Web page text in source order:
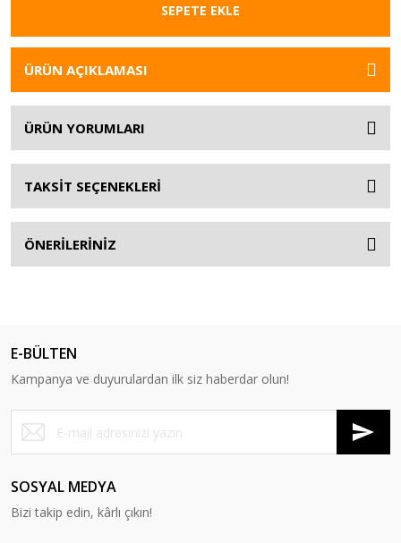
SEPETE EKLE
ÜRÜN AÇIKLAMASI
ÜRÜN YORUMLARI
TAKSİT SEÇENEKLERİ
ÖNERİLERİNİZ
E-BÜLTEN
Kampanya ve duyurulardan ilk siz haberdar olun!
SOSYAL MEDYA
Bizi takip edin, kârlı çıkın!